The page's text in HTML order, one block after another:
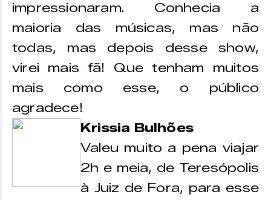
impressionaram. Conhecia a
maioria das músicas, mas não
todas, mas depois desse show,
virei mais fã! Que tenham muitos
mais como esse, o público
agradece!
Krissia Bulhões
Valeu muito a pena viajar
2h e meia, de Teresópolis
à Juiz de Fora, para esse